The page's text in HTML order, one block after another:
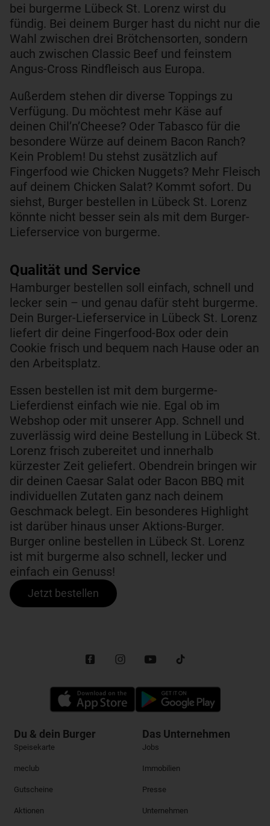
bei burgerme Lübeck St. Lorenz wirst du
fündig. Bei deinem Burger hast du nicht nur die
Wahl zwischen drei Brötchensorten, sondern
auch zwischen Classic Beef und feinstem
Angus-Cross Rindfleisch aus Europa.
Außerdem stehen dir diverse Toppings zu
Verfügung. Du möchtest mehr Käse auf
deinen Chil’n’Cheese? Oder Tabasco für die
besondere Würze auf deinem Bacon Ranch?
Kein Problem! Du stehst zusätzlich auf
Fingerfood wie Chicken Nuggets? Mehr Fleisch
auf deinem Chicken Salat? Kommt sofort. Du
siehst, Burger bestellen in Lübeck St. Lorenz
könnte nicht besser sein als mit dem Burger-
Lieferservice von burgerme.
Qualität und Service​
Hamburger bestellen soll einfach, schnell und
lecker sein – und genau dafür steht burgerme.
Dein Burger-Lieferservice in Lübeck St. Lorenz
liefert dir deine Fingerfood-Box oder dein
Cookie frisch und bequem nach Hause oder an
den Arbeitsplatz.
Essen bestellen ist mit dem burgerme-
Lieferdienst einfach wie nie. Egal ob im
Webshop oder mit unserer App. Schnell und
zuverlässig wird deine Bestellung in Lübeck St.
Lorenz frisch zubereitet und innerhalb
kürzester Zeit geliefert. Obendrein bringen wir
dir deinen Caesar Salat oder Bacon BBQ mit
individuellen Zutaten ganz nach deinem
Geschmack belegt. Ein besonderes Highlight
ist darüber hinaus unser Aktions-Burger.
Burger online bestellen in Lübeck St. Lorenz
ist mit burgerme also schnell, lecker und
einfach ein Genuss!
Jetzt bestellen
Du & dein Burger
Speisekarte
meclub
Gutscheine
Aktionen
Das Unternehmen
Jobs
Immobilien
Presse
Unternehmen